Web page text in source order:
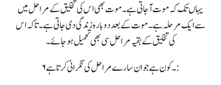
یہاں تک کہ موت آجاتی ہے۔ موت بھی اس کی تخلیق کے مراحل میں
سے ایک مرحلہ ہے۔ موت کے بعد دوبارہ زندگی دی جاتی ہے۔ تا کہ اس
کی تخلیق کے بقیہ مراحل سی بھی تحمیل ہو جائے۔
۶۔ کون ہے جو ان سارے مراحل کی نگرانی کرتا ہے: